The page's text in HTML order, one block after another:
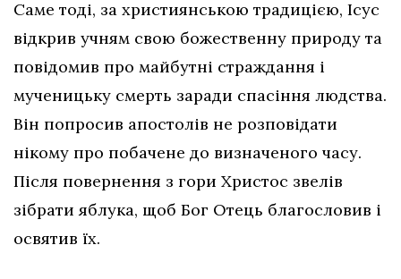
Саме тоді, за християнською традицією, Ісус
відкрив учням свою божественну природу та
повідомив про майбутні страждання і
мученицьку смерть заради спасіння людства.
Він попросив апостолів не розповідати
нікому про побачене до визначеного часу.
Після повернення з гори Христос звелів
зібрати яблука, щоб Бог Отець благословив і
освятив їх.